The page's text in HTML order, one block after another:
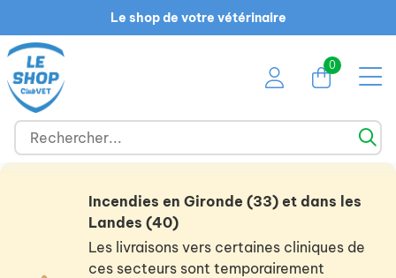
Le shop de votre vétérinaire
0
Incendies en Gironde (33) et dans les
Landes (40)
Les livraisons vers certaines cliniques de
ces secteurs sont temporairement